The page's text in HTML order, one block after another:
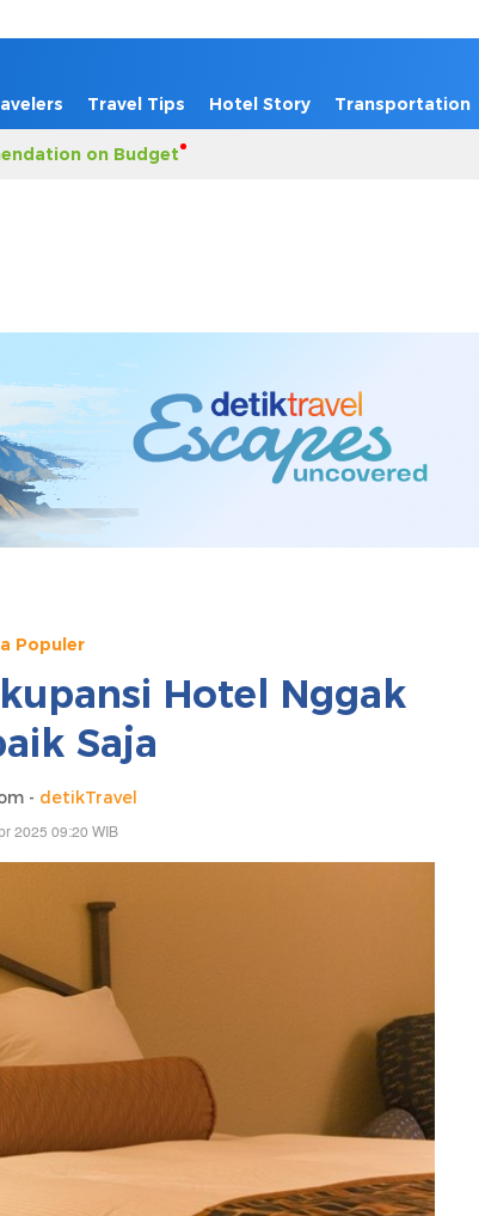
Travel Tips Hotel Story Transportation
on Budget
Populer
Hotel Nggak
Saja
- detikTravel
2025 09:20 WIB